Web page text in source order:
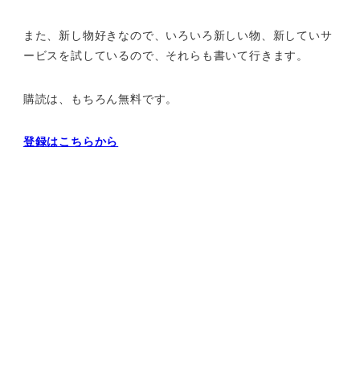
また、新し物好きなので、いろいろ新しい物、 新していサ
ービスを試しているので、それらも書いて行きます。
購読は、もちろん無料です。
登録はこちらから